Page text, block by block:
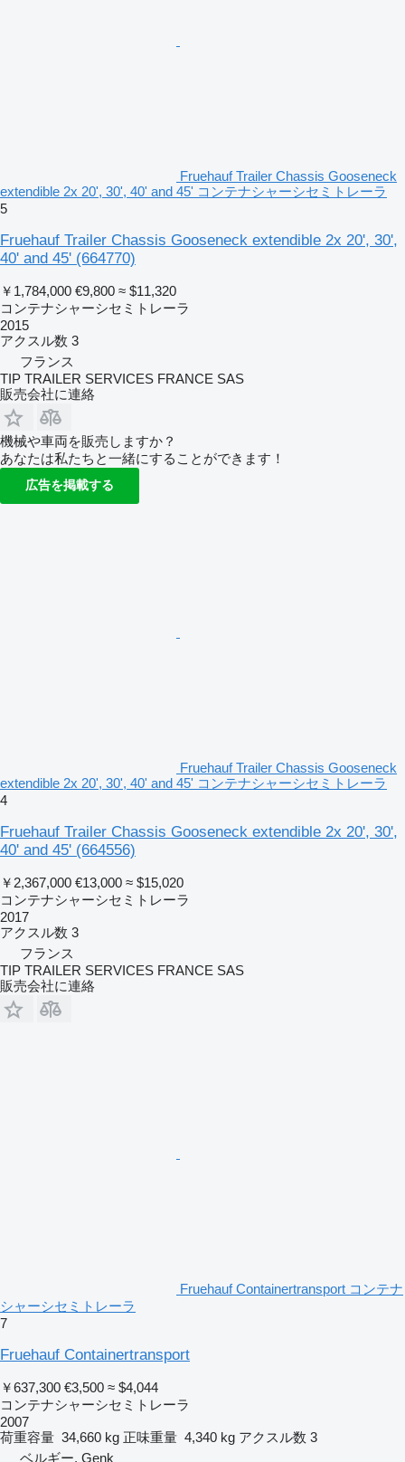
Fruehauf Trailer Chassis Gooseneck
extendible 2x 20', 30', 40' and 45' コンテナシャーシセミトレーラ
5
Fruehauf Trailer Chassis Gooseneck extendible 2x 20', 30',
40' and 45' (664770)
￥1,784,000 €9,800 ≈ $11,320
コンテナシャーシセミトレーラ
2015
アクスル数 3
フランス
TIP TRAILER SERVICES FRANCE SAS
販売会社に連絡
機械や車両を販売しますか？
あなたは私たちと一緒にすることができます！
広告を掲載する
Fruehauf Trailer Chassis Gooseneck
extendible 2x 20', 30', 40' and 45' コンテナシャーシセミトレーラ
4
Fruehauf Trailer Chassis Gooseneck extendible 2x 20', 30',
40' and 45' (664556)
￥2,367,000 €13,000 ≈ $15,020
コンテナシャーシセミトレーラ
2017
アクスル数 3
フランス
TIP TRAILER SERVICES FRANCE SAS
販売会社に連絡
Fruehauf Containertransport コンテナ
シャーシセミトレーラ
7
Fruehauf Containertransport
￥637,300 €3,500 ≈ $4,044
コンテナシャーシセミトレーラ
2007
荷重容量 34,660 kg 正味重量 4,340 kg アクスル数 3
ベルギー, Genk